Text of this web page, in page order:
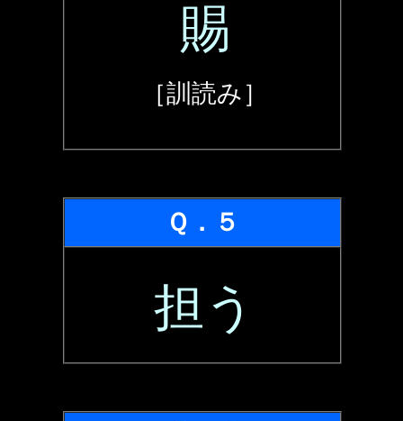
賜
［訓読み］
Ｑ．５
担う